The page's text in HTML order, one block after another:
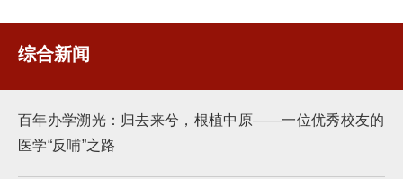
综合新闻
百年办学溯光：归去来兮，根植中原——一位优秀校友的
医学“反哺”之路